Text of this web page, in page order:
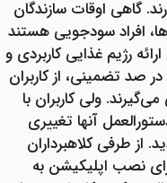
گاهی اوقات سازندگان
افراد سودجویی هستند
ارائه رژیم غذایی کاربردی و
صد تضمینی، از کاربران
ولی کاربران با
آنها تغییری
از طرفی کلاهبرداران
نصب اپلیکیشن به